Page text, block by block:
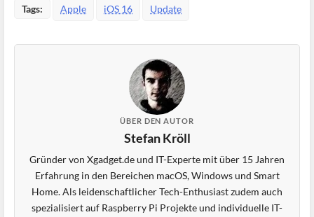
Tags: Apple iOS 16 Update
ÜBER DEN AUTOR
Stefan Kröll
Gründer von Xgadget.de und IT-Experte mit über 15 Jahren
Erfahrung in den Bereichen macOS, Windows und Smart
Home. Als leidenschaftlicher Tech-Enthusiast zudem auch
spezialisiert auf Raspberry Pi Projekte und individuelle IT-